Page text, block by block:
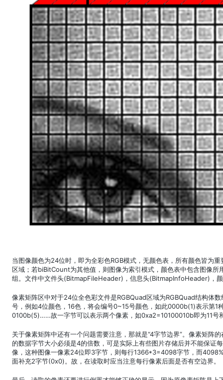
当图像颜色为24位时，即为全彩色RGB模式，无颜色表，所有颜色皆为
区域；若biBitCount为其他值，则图像为索引模式，颜色表中包含图像所
组。文件中文件头(BitmapFileHeader)，信息头(BitmapInfoHeader)，
像素矩阵区中对于24位全色彩文件是RGBQuad区域为RGBQuad结构体
号，例如4位颜色，16色，将会编号0~15号颜色，如此0000b(1)表示第
0100b(5)……故一字节可以表示两个像素，如0xa2=10100010b即为11号
关于像素矩阵中还有一个问题需要注意，那就是“4字节边界”。像素矩阵
的数据字节大小必须是4的倍数，可是实际上有些图片存储后并不能保
像，这种图像一像素24位即3字节，则每行1366*3=4098字节，而
面补充2字节(0x0)。故，在读取时应当注意每行像素后面是否有空边界。